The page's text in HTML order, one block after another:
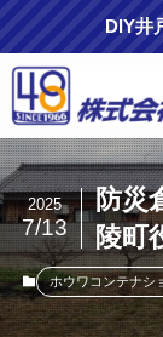
DIY井
防災
陵町
2025
7/13
ホウワコンテナシ